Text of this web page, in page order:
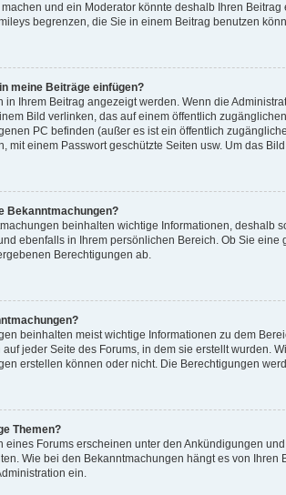
und ein Moderator könnte deshalb Ihren
begrenzen, die Sie in einem Beitrag benutzen
meine Beiträge einfügen?
in Ihrem Beitrag angezeigt werden. Wenn die
Bild verlinken, das auf einem öffentlich
PC befinden (außer es ist ein öffentlich
mit einem Passwort geschützte Seiten usw. Um das
Bekanntmachungen?
beinhalten wichtige Informationen, deshalb
ebenfalls in Ihrem persönlichen Bereich. Ob Sie
Berechtigungen ab.
beinhalten meist wichtige Informationen zu dem
jeder Seite des Forums, in dem sie erstellt wurden.
erstellen können oder nicht. Die Berechtigungen
Themen?
eines Forums erscheinen unter den Ankündigungen
Wie bei den Bekanntmachungen hängt es von
ein.